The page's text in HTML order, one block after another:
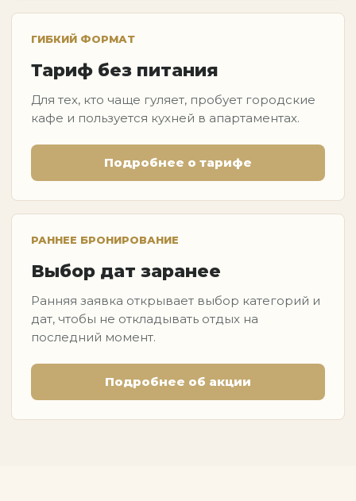
ГИБКИЙ ФОРМАТ
Тариф без питания
Для тех, кто чаще гуляет, пробует городские
кафе и пользуется кухней в апартаментах.
Подробнее о тарифе
РАННЕЕ БРОНИРОВАНИЕ
Выбор дат заранее
Ранняя заявка открывает выбор категорий и
дат, чтобы не откладывать отдых на
последний момент.
Подробнее об акции